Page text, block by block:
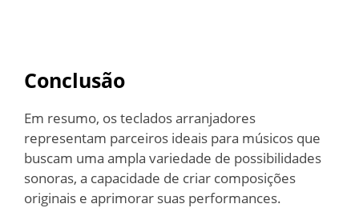
Conclusão
Em resumo, os teclados arranjadores
representam parceiros ideais para músicos que
buscam uma ampla variedade de possibilidades
sonoras, a capacidade de criar composições
originais e aprimorar suas performances.